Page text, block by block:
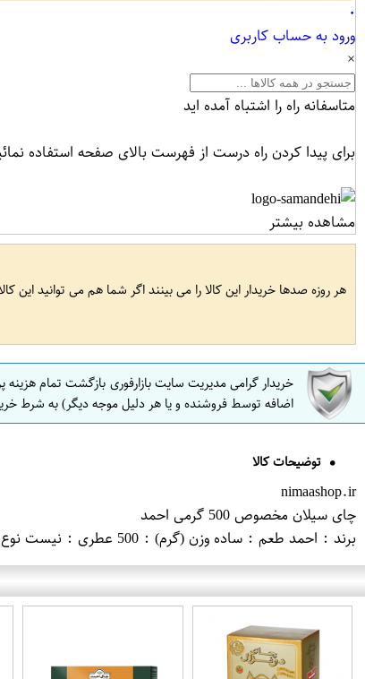
۰
ورود به حساب کاربری
×
متاسفانه راه را اشتباه آمده اید
برای پیدا کردن راه درست از فهرست بالای صفحه استفاده
مشاهده بیشتر
هر روزه صدها خریدار این کالا را می بینند اگر شما هم می توانید این
خریدار گرامی مدیریت سایت بازارفوری بازگشت تمام
اضافه توسط فروشنده و یا هر دلیل موجه دیگر) به شرط
توضیحات کالا
nimaashop.ir
چای سیلان مخصوص 500 گرمی احمد
برند : احمد طعم : ساده وزن (گرم) : 500 عطری : نیست نوع : چای سیاه